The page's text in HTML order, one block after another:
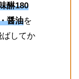
醂180
醤油を
してか